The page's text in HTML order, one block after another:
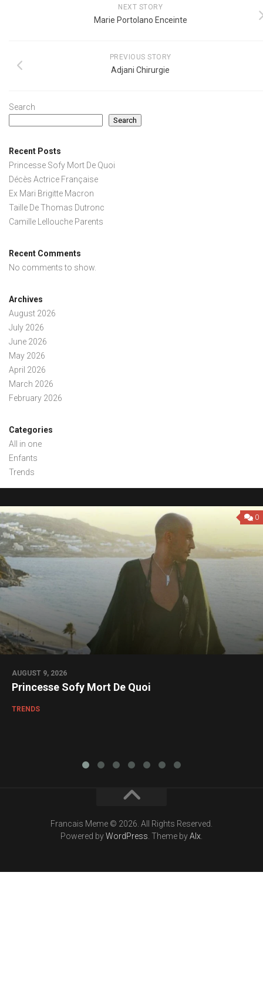
NEXT STORY
Marie Portolano Enceinte
PREVIOUS STORY
Adjani Chirurgie
Search
Search
Recent Posts
Princesse Sofy Mort De Quoi
Décès Actrice Française
Ex Mari Brigitte Macron
Taille De Thomas Dutronc
Camille Lellouche Parents
Recent Comments
No comments to show.
Archives
August 2026
July 2026
June 2026
May 2026
April 2026
March 2026
February 2026
Categories
All in one
Enfants
Trends
0
AUGUST 9, 2026
Princesse Sofy Mort De Quoi
TRENDS
Francais Meme © 2026. All Rights Reserved.
Powered byWordPress . Theme byAlx